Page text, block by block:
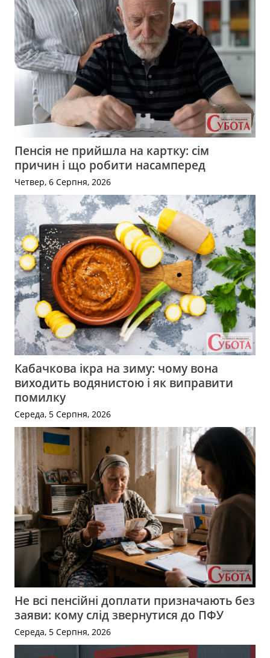
Пенсія не прийшла на картку: сім
причин і що робити насамперед
Четвер, 6 Серпня, 2026
Кабачкова ікра на зиму: чому вона
виходить водянистою і як виправити
помилку
Середа, 5 Серпня, 2026
Не всі пенсійні доплати призначають без
заяви: кому слід звернутися до ПФУ
Середа, 5 Серпня, 2026